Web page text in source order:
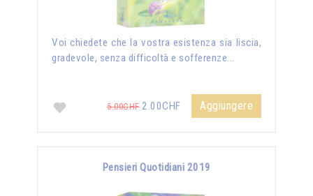
Voi chiedete che la vostra esistenza sia liscia,
gradevole, senza difficoltà e sofferenze...
5.00CHF2.00CHF Aggiungere
Pensieri Quotidiani 2019